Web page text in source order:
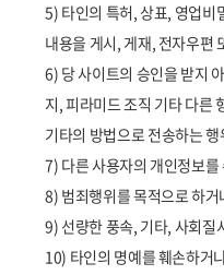
5) 타인의 특허, 상표, 영업비
내용을 게시, 게재, 전자우편
6) 당 사이트의 승인을 받지
지, 피라미드 조직 기타 다른
기타의 방법으로 전송하는 행
7) 다른 사용자의 개인정보를
8) 범죄행위를 목적으로 하
9) 선량한 풍속, 기타, 사회질
10) 타인의 명예를 훼손하거